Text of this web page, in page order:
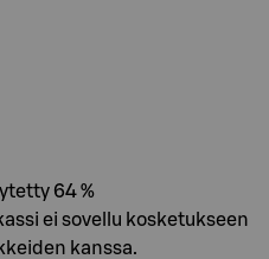
64 %
ei sovellu kosketukseen
kanssa.